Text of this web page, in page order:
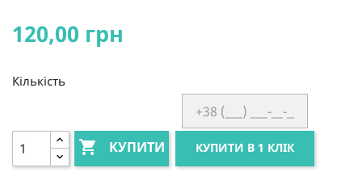
120,00 грн
Кількість
 КУПИТИ КУПИТИ В 1 КЛІК